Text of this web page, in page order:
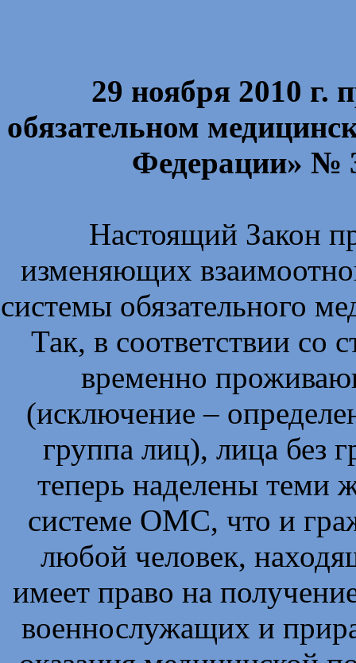
29 ноября 2010 г.
обязательном
Федерации» №
Настоящий Закон
изменяющих
системы обязательного
Так, в соответствии со
временно
(исключение –
группа лиц), лица без
теперь наделены теми
системе ОМС, что и
любой человек,
имеет право на
военнослужащих и